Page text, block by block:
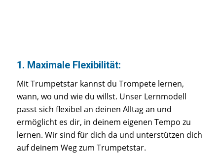
1. Maximale Flexibilität:
Mit Trumpetstar kannst du Trompete lernen,
wann, wo und wie du willst. Unser Lernmodell
passt sich flexibel an deinen Alltag an und
ermöglicht es dir, in deinem eigenen Tempo zu
lernen. Wir sind für dich da und unterstützen dich
auf deinem Weg zum Trumpetstar.